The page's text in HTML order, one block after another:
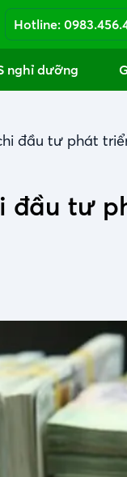
Hotline:
nghỉ dưỡng
đầu tư phát
đầu tư